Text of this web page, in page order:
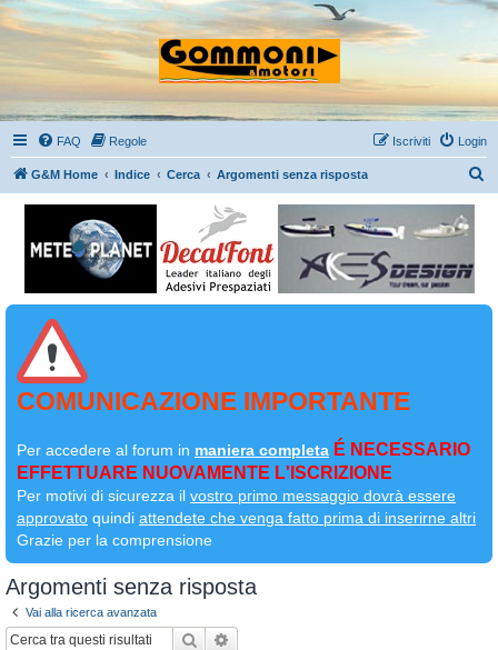
FAQ Regole Login
Iscriviti
G&M Home Indice Cerca Argomenti senza risposta
COMUNICAZIONE IMPORTANTE
Per accedere al forum in maniera completa É NECESSARIO
EFFETTUARE NUOVAMENTE L'ISCRIZIONE
Per motivi di sicurezza il vostro primo messaggio dovrà essere
approvato quindi attendete che venga fatto prima di inserirne altri
Grazie per la comprensione
Argomenti senza risposta
Vai alla ricerca avanzata
Cerca